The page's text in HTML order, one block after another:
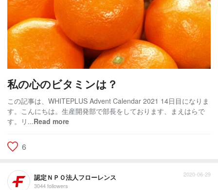
私の心のビタミンは？
この記事は、WHITEPLUS Advent Calendar 2021 14日目になりま
す。こんにちは。生産開発部で部長をしております、まえはらで
す。リ...Read more
6
認定ＮＰＯ法人フローレンス
3044 followers
2020-06-29